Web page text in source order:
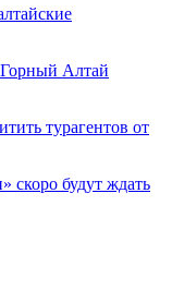
Горный Алтай
турагентов от
скоро будут ждать